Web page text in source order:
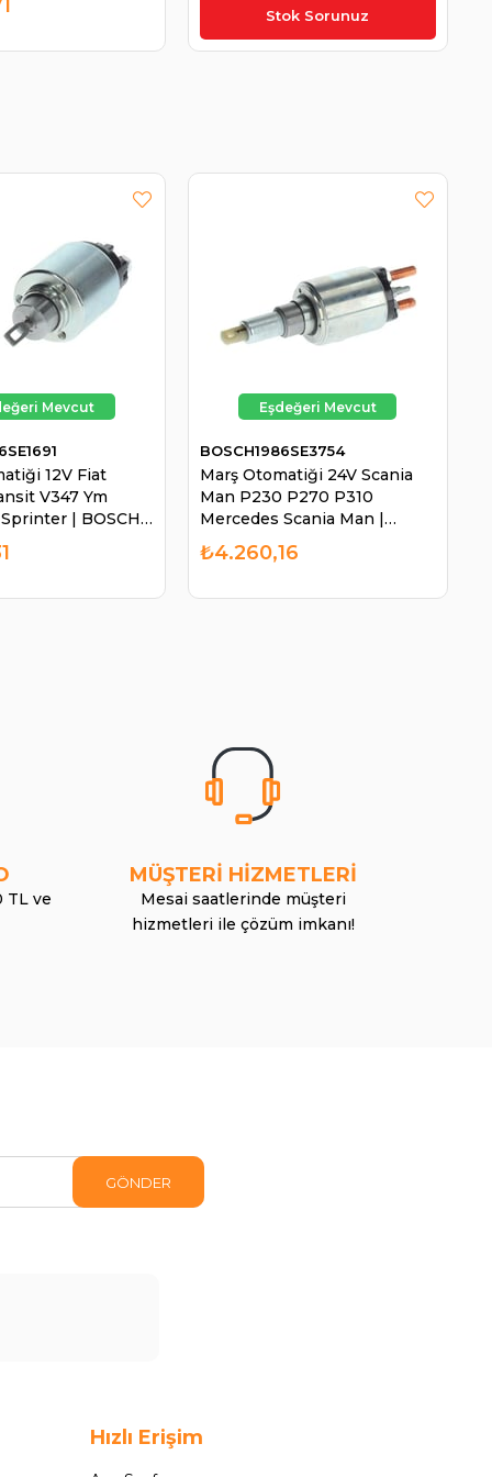
Stok Sorunuz
₺895,19
12V Fiat
V347 Ym
| BOSCH
Marş Otomatiği 24V Scania
Man P230 P270 P310
Mercedes Scania Man |
BOSCH 1986SE3754
BOSCH1986SE3754
₺4.260,16
TL ve
MÜŞTERİ HİZMETLERİ
Mesai saatlerinde müşteri
hizmetleri ile çözüm imkanı!
GÖNDER
Hızlı Erişim